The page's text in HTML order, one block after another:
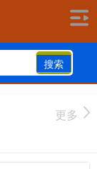
搜索
更多